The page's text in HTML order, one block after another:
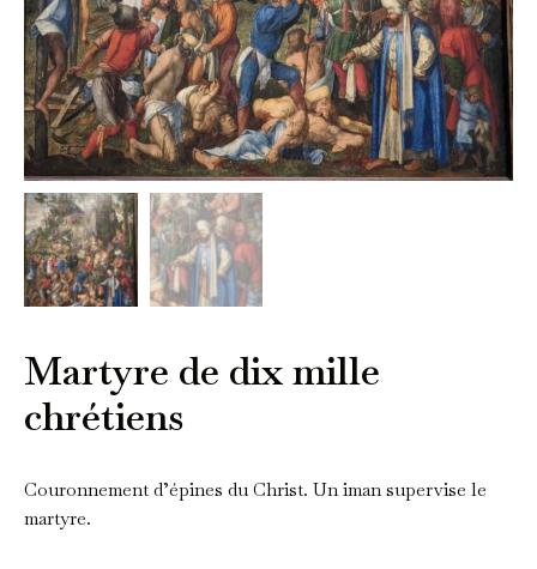
Martyre de dix mille
chrétiens
Couronnement d’épines du Christ. Un iman supervise le
martyre.